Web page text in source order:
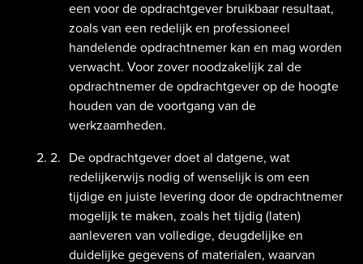
een voor de opdrachtgever bruikbaar resultaat,
zoals van een redelijk en professioneel
handelende opdrachtnemer kan en mag worden
verwacht. Voor zover noodzakelijk zal de
opdrachtnemer de opdrachtgever op de hoogte
houden van de voortgang van de
werkzaamheden.
De opdrachtgever doet al datgene, wat
redelijkerwijs nodig of wenselijk is om een
tijdige en juiste levering door de opdrachtnemer
mogelijk te maken, zoals het tijdig (laten)
aanleveren van volledige, deugdelijke en
duidelijke gegevens of materialen, waarvan